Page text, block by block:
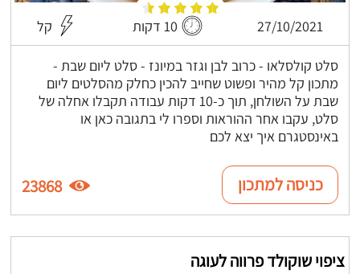
27/10/2021 10 דקות קל
סלט קולסלאו - כרוב לבן וגזר במיונז - סלט ליום שבת -
מתכון קל מהיר ופשוט שחייב להכין כחלק מהסלטים ליום
שבת על השולחן, תוך כ-10 דקות עבודה תקבלו אחלה של
סלט, עקבו אחר ההוראות וספרו לי בתגובה כאן או
באינסטגרם איך יצא לכם
כניסה למתכון 23868
ציפוי שוקולד פרווה לעוגה